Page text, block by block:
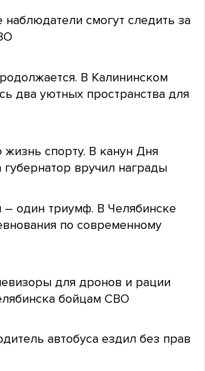
смогут следить за
В Калининском
два уютных пространства для
спорту. В канун Дня
губернатор вручил награды
– один триумф. В Челябинске
по современному
для дронов и рации
бойцам СВО
автобуса ездил без прав